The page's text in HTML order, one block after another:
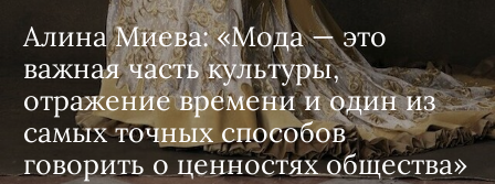
Алина Миева: «Мода — это
важная часть культуры,
отражение времени и один из
самых точных способов
говорить о ценностях общества»